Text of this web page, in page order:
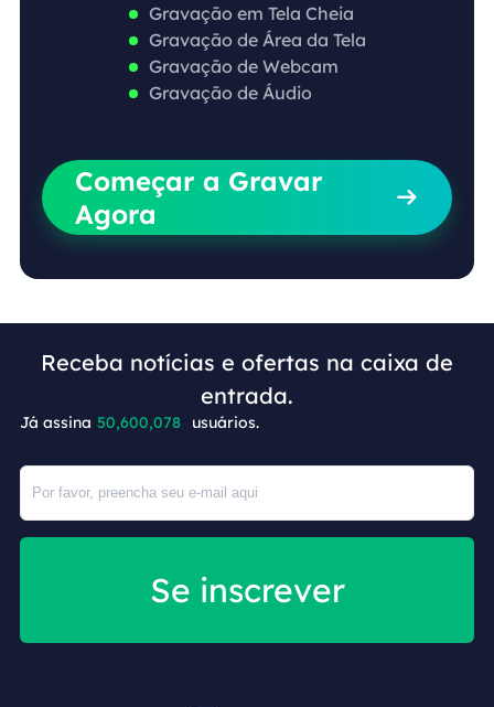
Gravação em Tela Cheia
Gravação de Área da Tela
Gravação de Webcam
Gravação de Áudio
Começar a Gravar
Agora

Receba notícias e ofertas na caixa de
entrada.
Já assina 50,600,078 usuários.
Se inscrever
+7